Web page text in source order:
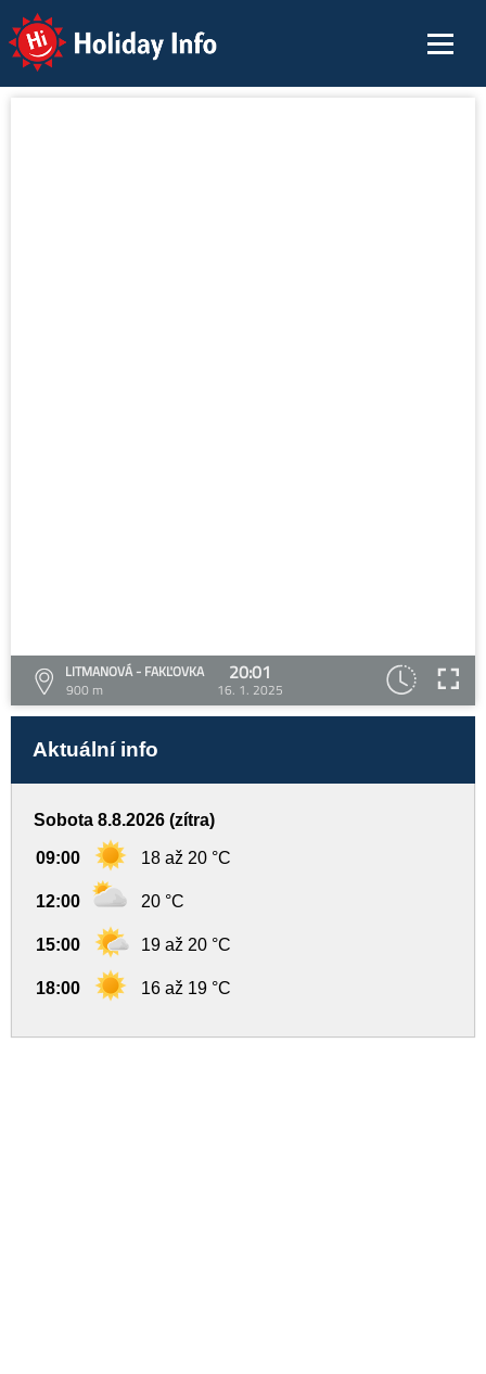
Holiday Info
LITMANOVÁ - FAKĽOVKA
900 m
20:01
16. 1. 2025
Aktuální info
Sobota 8.8.2026 (zítra)
09:00 18 až 20 °C
12:00 20 °C
15:00 19 až 20 °C
18:00 16 až 19 °C